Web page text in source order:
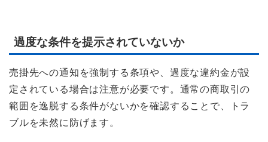
過度な条件を提示されていないか
売掛先への通知を強制する条項や、過度な違約金が設
定されている場合は注意が必要です。通常の商取引の
範囲を逸脱する条件がないかを確認することで、トラ
ブルを未然に防げます。